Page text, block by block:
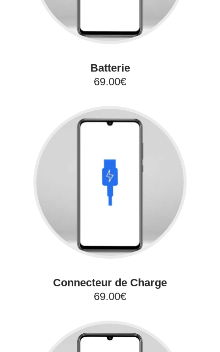
Batterie
69.00€
Connecteur de Charge
69.00€